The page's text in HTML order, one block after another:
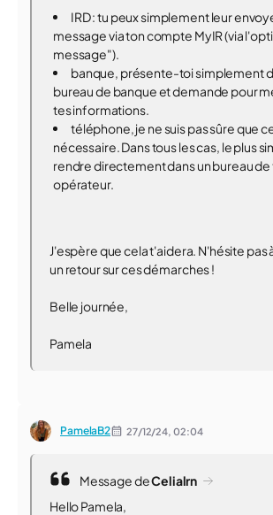
IRD : tu peux simplement leur
message via ton compte MyIR (via
message").
banque, présente-toi simplement
bureau de banque et demande pour
tes informations.
téléphone, je ne suis pas sûre que
nécessaire. Dans tous les cas, le plus
rendre directement dans un bureau de
opérateur.
J'espère que cela t'aidera. N'hésite pas
un retour sur ces démarches !
Belle journée,
Pamela
PamelaB2 27/12/24, 02:04
Message deCelialrn
Hello Pamela,